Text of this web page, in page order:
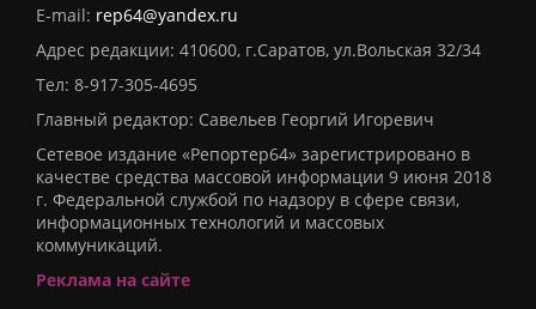
E-mail: rep64@yandex.ru
Адрес редакции: 410600, г.Саратов, ул.Вольская 32/34
Тел: 8-917-305-4695
Главный редактор: Савельев Георгий Игоревич
Сетевое издание «Репортер64» зарегистрировано в
качестве средства массовой информации 9 июня 2018
г. Федеральной службой по надзору в сфере связи,
информационных технологий и массовых
коммуникаций.
Реклама на сайте